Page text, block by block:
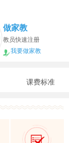
做家教
教员快速注册
我要做家教
课费标准